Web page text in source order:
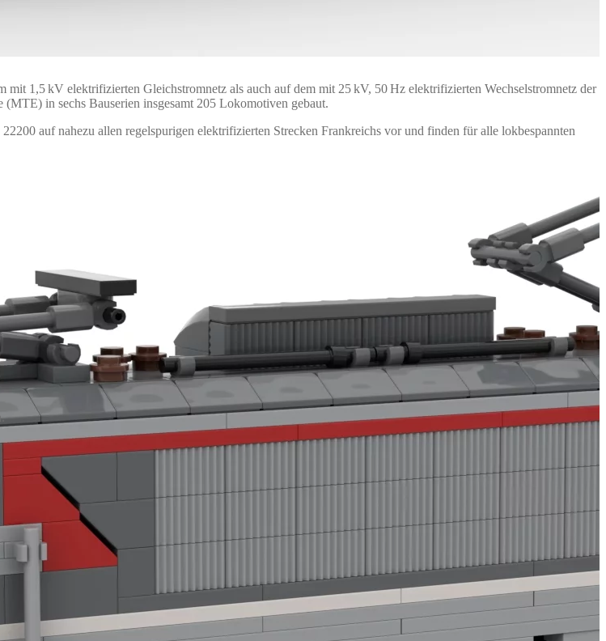
1,5 kV elektrifizierten Gleichstromnetz als auch auf dem mit 25 kV, 50 Hz elektrifizierten Wechselstromnetz der
in sechs Bauserien insgesamt 205 Lokomotiven gebaut.
auf nahezu allen regelspurigen elektrifizierten Strecken Frankreichs vor und finden für alle lokbespannten